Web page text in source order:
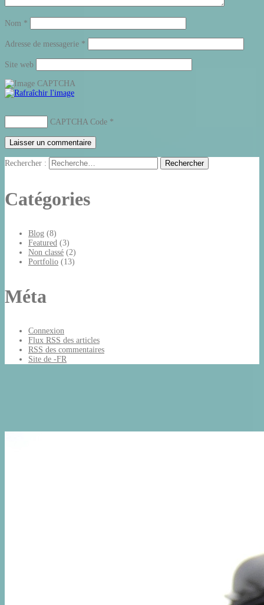
Nom *
Adresse de messagerie *
Site web
CAPTCHA Code *
Rechercher :
Catégories
Blog (8)
Featured (3)
Non classé (2)
Portfolio (13)
Méta
Connexion
Flux RSS des articles
RSS des commentaires
Site de -FR